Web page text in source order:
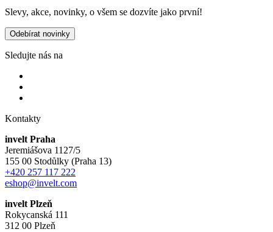
Slevy, akce, novinky, o všem se dozvíte jako první!
Odebírat novinky
Sledujte nás na
Kontakty
invelt Praha
Jeremiášova 1127/5
155 00 Stodůlky (Praha 13)
+420 257 117 222
eshop@invelt.com
invelt Plzeň
Rokycanská 111
312 00 Plzeň